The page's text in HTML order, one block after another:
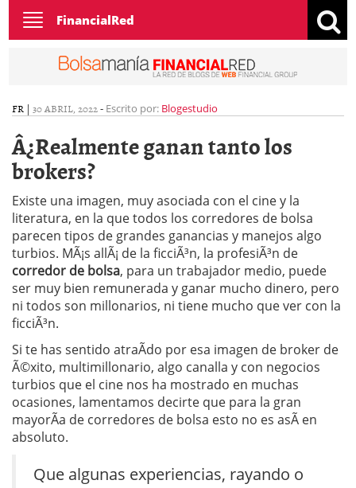
Toggle
navigation
FinancialRed
FR | 30 ABRIL, 2022- Escrito por: Blogestudio
Â¿Realmente ganan tanto los
brokers?
Existe una imagen, muy asociada con el cine y la
literatura, en la que todos los corredores de bolsa
parecen tipos de grandes ganancias y manejos algo
turbios. MÃ¡s allÃ¡ de la ficciÃ³n, la profesiÃ³n de
corredor de bolsa, para un trabajador medio, puede
ser muy bien remunerada y ganar mucho dinero, pero
ni todos son millonarios, ni tiene mucho que ver con la
ficciÃ³n.
Si te has sentido atraÃ­do por esa imagen de broker de
Ã©xito, multimillonario, algo canalla y con negocios
turbios que el cine nos ha mostrado en muchas
ocasiones, lamentamos decirte que para la gran
mayorÃ­a de corredores de bolsa esto no es asÃ­ en
absoluto.
Que algunas experiencias, rayando o